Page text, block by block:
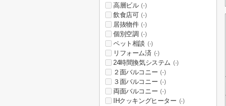
高層ビル (-)
飲食店可 (-)
居抜物件 (-)
個別空調 (-)
ペット相談 (-)
リフォーム済 (-)
24時間換気システム (-)
２面バルコニー (-)
３面バルコニー (-)
両面バルコニー (-)
IHクッキングヒーター (-)